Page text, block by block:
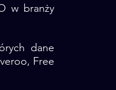
w branży
dane
Free